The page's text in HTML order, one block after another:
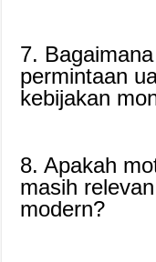
7.
permintaan
kebijakan
8. Apakah
masih
modern?